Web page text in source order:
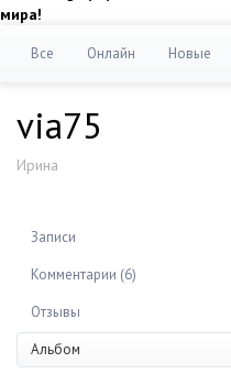
мира!
Все Онлайн Новые
via75
Ирина
Записи
Комментарии (6)
Отзывы
Альбом